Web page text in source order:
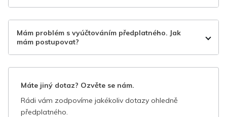
Mám problém s vyúčtováním předplatného. Jak
mám postupovat?
Máte jiný dotaz? Ozvěte se nám.
Rádi vám zodpovíme jakékoliv dotazy ohledně
předplatného.